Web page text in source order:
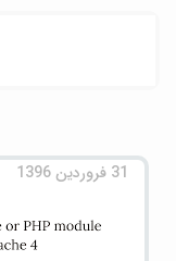
31 فروردین 1396